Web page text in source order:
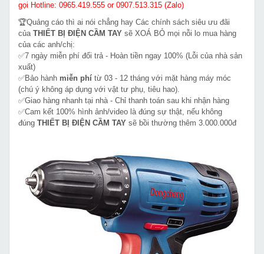
gọi Hotline: 0965.419.555 or 0907.513.315 (Zalo)
🏆Quảng cáo thì ai nói chẳng hay Các chính sách siêu ưu đãi
của THIẾT BỊ ĐIỆN CẦM TAY sẽ XOÁ BỎ mọi nỗi lo mua hàng
của các anh/chị:
✅7 ngày miễn phí đổi trả - Hoàn tiền ngay 100% (Lỗi của nhà sản
xuất)
✅Bảo hành miễn phí từ 03 - 12 tháng với mặt hàng máy móc
(chú ý không áp dụng với vật tư phụ, tiêu hao).
✅Giao hàng nhanh tại nhà - Chỉ thanh toán sau khi nhận hàng
✅Cam kết 100% hình ảnh/video là đúng sự thật, nếu không
đúng THIẾT BỊ ĐIỆN CẦM TAY sẽ bồi thường thêm 3.000.000đ